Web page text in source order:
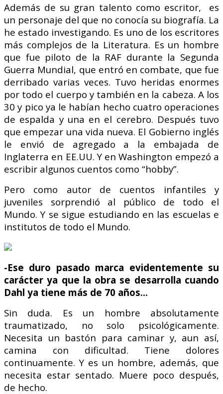
Además de su gran talento como escritor, es
un personaje del que no conocía su biografía. La
he estado investigando. Es uno de los escritores
más complejos de la Literatura. Es un hombre
que fue piloto de la RAF durante la Segunda
Guerra Mundial, que entró en combate, que fue
derribado varias veces. Tuvo heridas enormes
por todo el cuerpo y también en la cabeza. A los
30 y pico ya le habían hecho cuatro operaciones
de espalda y una en el cerebro. Después tuvo
que empezar una vida nueva. El Gobierno inglés
le envió de agregado a la embajada de
Inglaterra en EE.UU. Y en Washington empezó a
escribir algunos cuentos como “hobby”.
Pero como autor de cuentos infantiles y
juveniles sorprendió al público de todo el
Mundo. Y se sigue estudiando en las escuelas e
institutos de todo el Mundo.
-Ese duro pasado marca evidentemente su
carácter ya que la obra se desarrolla cuando
Dahl ya tiene más de 70 años…
Sin duda. Es un hombre absolutamente
traumatizado, no solo psicológicamente.
Necesita un bastón para caminar y, aun así,
camina con dificultad. Tiene dolores
continuamente. Y es un hombre, además, que
necesita estar sentado. Muere poco después,
de hecho.